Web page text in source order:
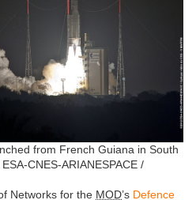
from French Guiana in South
CNES-ARIANESPACE /
Networks for the MOD’s Defence